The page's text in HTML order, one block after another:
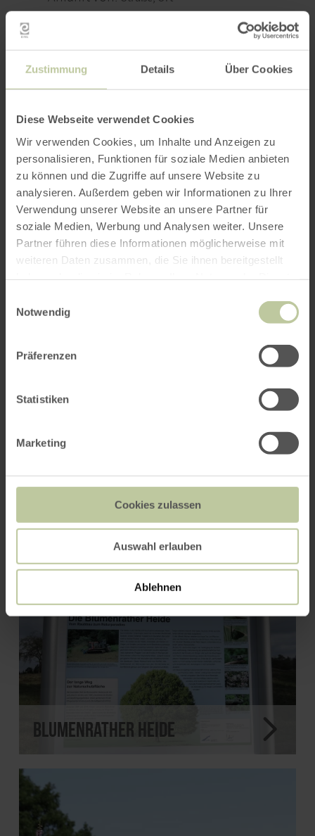
Zustimmung Details Über Cookies
Diese Webseite verwendet Cookies
Wir verwenden Cookies, um Inhalte und Anzeigen zu
personalisieren, Funktionen für soziale Medien anbieten
zu können und die Zugriffe auf unsere Website zu
analysieren. Außerdem geben wir Informationen zu Ihrer
Verwendung unserer Website an unsere Partner für
soziale Medien, Werbung und Analysen weiter. Unsere
Partner führen diese Informationen möglicherweise mit
weiteren Daten zusammen, die Sie ihnen bereitgestellt
Notwendig
Präferenzen
Statistiken
Marketing
Cookies zulassen
Auswahl erlauben
Ablehnen
Das könnte Sie auch
interessieren
Kottenheimer Winfeld -
Vulkanparkstation
Blumenrather Heide